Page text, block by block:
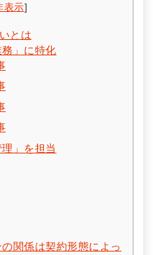
表示]
とは
」に特化
」を担当
関係は契約形態によっ